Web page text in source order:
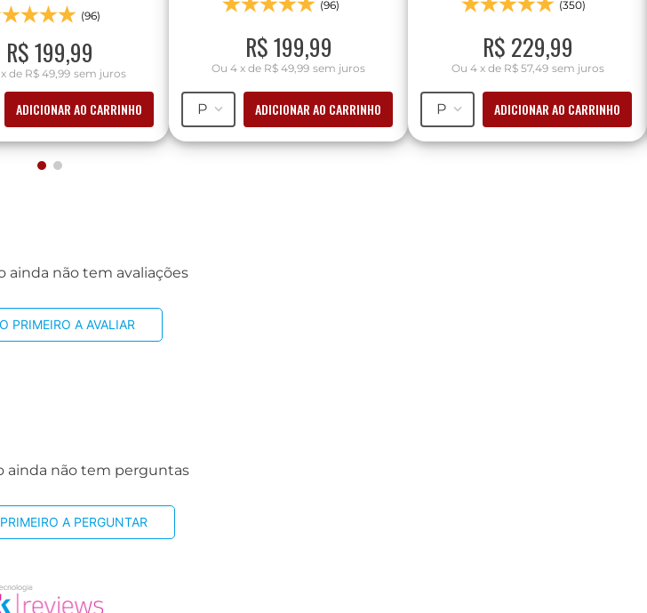
(96)
R$199,99
x de R$ 49,99 sem juros
ADICIONAR AO CARRINHO
(96)
R$199,99
Ou4 x de R$ 49,99 sem juros
P ADICIONAR AO CARRINHO
(350)
R$ 229,99
Ou 4 xde R$ 57,49 sem juros
P ADICIONAR AO CARRINHO
ainda não tem avaliações
PRIMEIRO A AVALIAR
ainda não tem perguntas
A PERGUNTAR